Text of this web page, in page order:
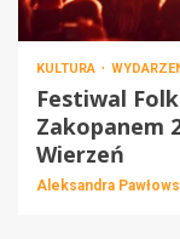
KULTURA
Festiwal
Zakopanem
Wierzeń
Aleksandra